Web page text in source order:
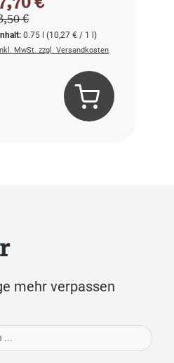
Inhalt:0.75 l(10,27 € / 1 l)
Preis:
€
MwSt. zzgl. Versandkosten
mehr verpassen